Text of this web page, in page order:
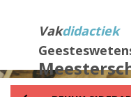
Vakdidactiek
inhoud